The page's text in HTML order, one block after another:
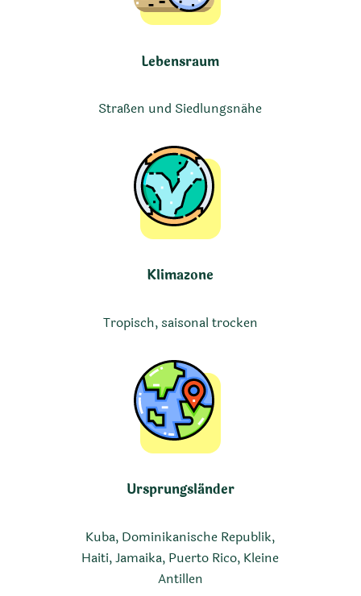
Lebensraum
Straßen und Siedlungsnähe
Klimazone
Tropisch, saisonal trocken
Ursprungsländer
Kuba, Dominikanische Republik,
Haiti, Jamaika, Puerto Rico, Kleine
Antillen